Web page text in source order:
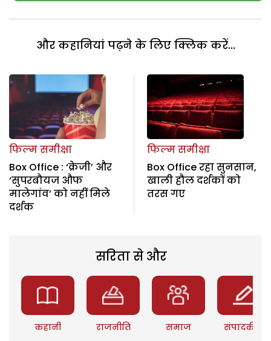
और कहानियां पढ़ने के लिए क्लिक करें...
फिल्म समीक्षा
Box Office : ‘क्रेजी’ और
‘सुपरबौयज औफ
मालेगांव’ को नहीं मिले
दर्शक
फिल्म समीक्षा
Box Office रहा सुनसान,
खाली हौल दर्शकों को
तरस गए
सरिता से और
कहानी राजनीति समाज संपादकीय